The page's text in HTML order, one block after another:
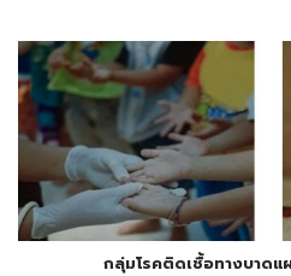
กลุ่มโรคติดเชื้อทางบาด